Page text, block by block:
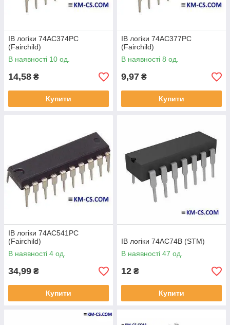
ІВ логіки 74AC374PC
(Fairchild)
В наявності 10 од.
14,58 ₴
Купити
ІВ логіки 74AC377PC
(Fairchild)
В наявності 8 од.
9,97 ₴
Купити
ІВ логіки 74AC541PC
(Fairchild)
В наявності 4 од.
34,99 ₴
Купити
ІВ логіки 74AC74B (STM)
В наявності 47 од.
12 ₴
Купити